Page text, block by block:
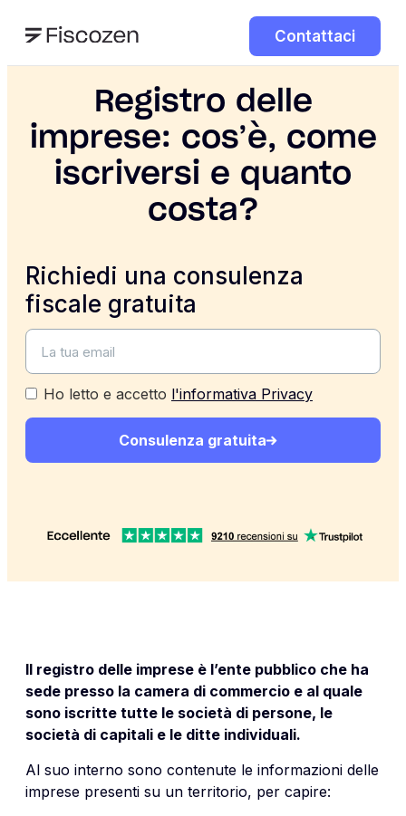
Contattaci
Registro delle
imprese: cos’è, come
iscriversi e quanto
costa?
Richiedi una consulenza
fiscale gratuita
Ho letto e accetto l'informativa Privacy
Consulenza gratuita
Il registro delle imprese è l’ente pubblico che ha
sede presso la camera di commercio e al quale
sono iscritte tutte le società di persone, le
società di capitali e le ditte individuali.
Al suo interno sono contenute le informazioni delle
imprese presenti su un territorio, per capire: